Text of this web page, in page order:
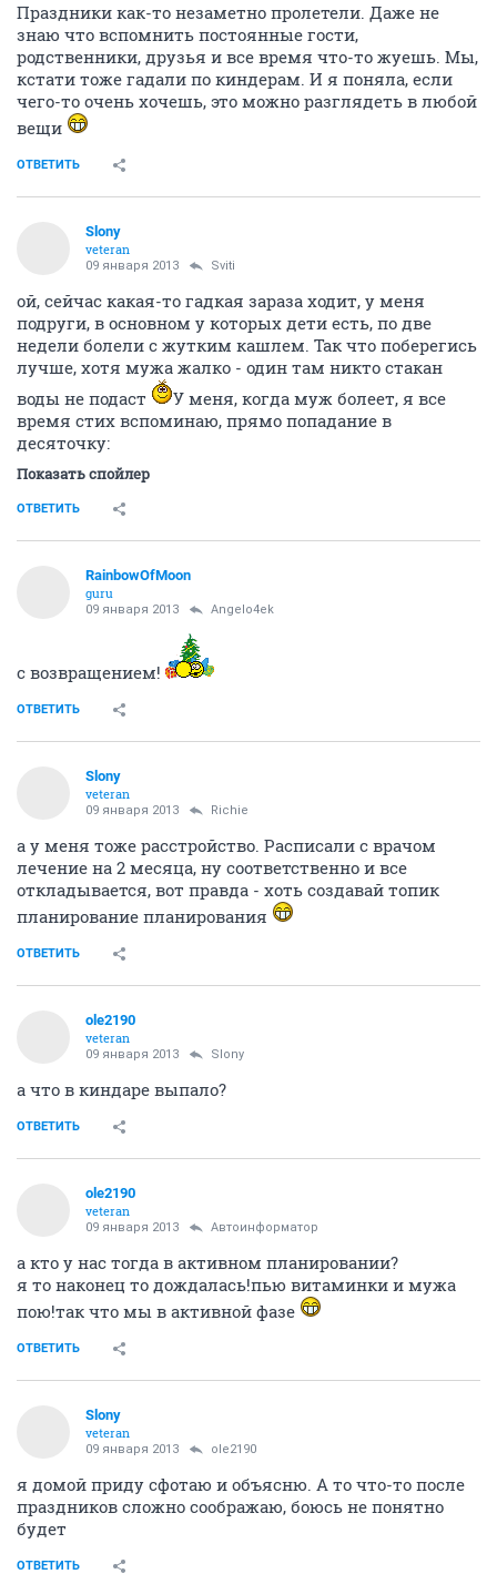
Праздники как-то незаметно пролетели. Даже не
знаю что вспомнить постоянные гости,
родственники, друзья и все время что-то жуешь. Мы,
кстати тоже гадали по киндерам. И я поняла, если
чего-то очень хочешь, это можно разглядеть в любой
вещи
ОТВЕТИТЬ
Slony
veteran
09 января 2013 Sviti
ой, сейчас какая-то гадкая зараза ходит, у меня
подруги, в основном у которых дети есть, по две
недели болели с жутким кашлем. Так что поберегись
лучше, хотя мужа жалко - один там никто стакан
воды не подаст
У меня, когда муж болеет, я все
время стих вспоминаю, прямо попадание в
десяточку:
Показать спойлер
ОТВЕТИТЬ
RainbowOfMoon
guru
09 января 2013 Angelo4ek
с возвращением!
ОТВЕТИТЬ
Slony
veteran
09 января 2013 Richie
а у меня тоже расстройство. Расписали с врачом
лечение на 2 месяца, ну соответственно и все
откладывается, вот правда - хоть создавай топик
планирование планирования
ОТВЕТИТЬ
ole2190
veteran
09 января 2013 Slony
а что в киндаре выпало?
ОТВЕТИТЬ
ole2190
veteran
09 января 2013 Автоинформатор
а кто у нас тогда в активном планировании?
я то наконец то дождалась!пью витаминки и мужа
пою!так что мы в активной фазе
ОТВЕТИТЬ
Slony
veteran
09 января 2013 ole2190
я домой приду сфотаю и объясню. А то что-то после
праздников сложно соображаю, боюсь не понятно
будет
ОТВЕТИТЬ